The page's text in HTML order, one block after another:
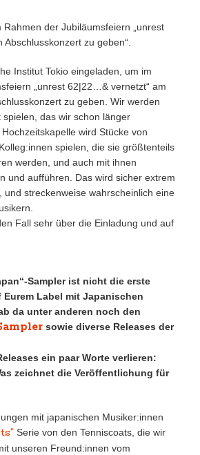
Rahmen der Jubiläumsfeiern „unrest
zu geben“.
Institut Tokio eingeladen, um im
„unrest 62|22…& vernetzt“ am
zu geben. Wir werden
das wir schon länger
wird Stücke von
spielen, die sie größtenteils
werden, und auch mit ihnen
und aufführen. Das wird sicher extrem
und streckenweise wahrscheinlich eine
Fall sehr über die Einladung und auf
Sampler ist nicht die erste
Label mit Japanischen
da unter anderen noch den
sowie diverse Releases der
ein paar Worte verlieren:
zeichnet die Veröffentlichung für
mit japanischen Musiker:innen
Serie von den Tenniscoats, die wir
unseren Freund:innen vom